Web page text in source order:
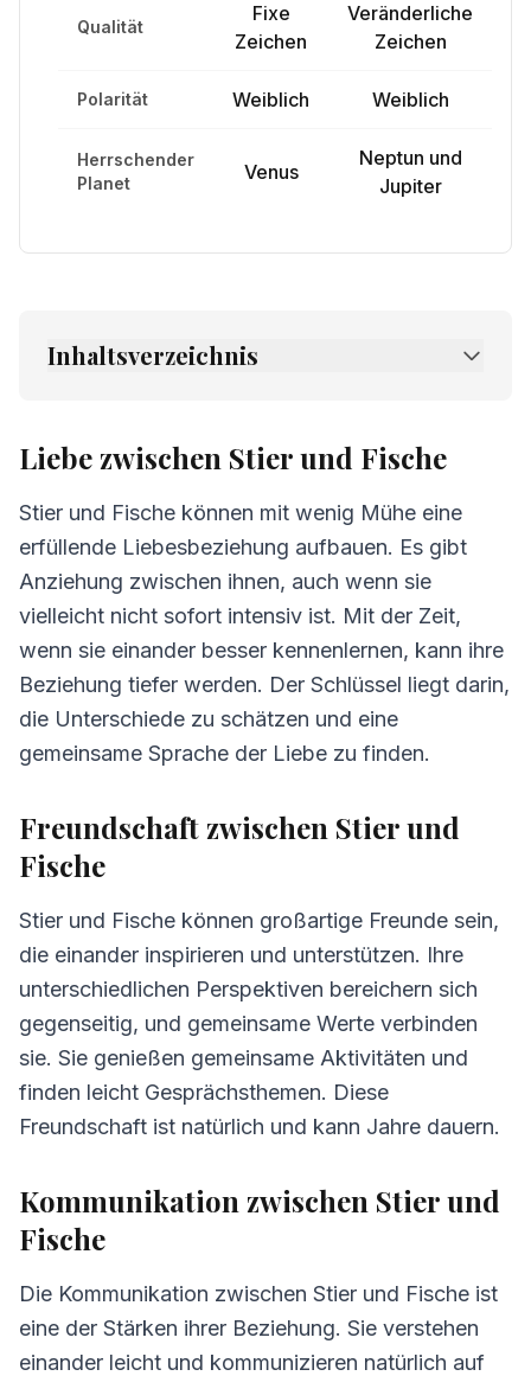
Qualität
Fixe
Zeichen
Veränderliche
Zeichen
Polarität Weiblich Weiblich
Herrschender
Planet
Venus
Neptun und
Jupiter
Inhaltsverzeichnis
Herausforderungen in der Beziehung Stier
und Fische
5. Tipps für Stier und Fische
6. Häufig gestellte Fragen zur Kompatibilität
Liebe zwischen Stier und Fische
Stier und Fische können mit wenig Mühe eine
erfüllende Liebesbeziehung aufbauen. Es gibt
Anziehung zwischen ihnen, auch wenn sie
vielleicht nicht sofort intensiv ist. Mit der Zeit,
wenn sie einander besser kennenlernen, kann ihre
Beziehung tiefer werden. Der Schlüssel liegt darin,
die Unterschiede zu schätzen und eine
gemeinsame Sprache der Liebe zu finden.
Freundschaft zwischen Stier und
Fische
Stier und Fische können großartige Freunde sein,
die einander inspirieren und unterstützen. Ihre
unterschiedlichen Perspektiven bereichern sich
gegenseitig, und gemeinsame Werte verbinden
sie. Sie genießen gemeinsame Aktivitäten und
finden leicht Gesprächsthemen. Diese
Freundschaft ist natürlich und kann Jahre dauern.
Kommunikation zwischen Stier und
Fische
Die Kommunikation zwischen Stier und Fische ist
eine der Stärken ihrer Beziehung. Sie verstehen
einander leicht und kommunizieren natürlich auf